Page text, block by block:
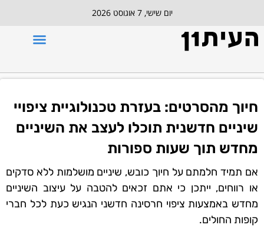
יום שישי, 7 אוגוסט 2026
חיוך מהסרטים: בעזרת טכנולוגיית ציפויי
שיניים חדשנית תוכלו לעצב את השיניים
מחדש תוך שעות ספורות
אם תמיד חלמתם על חיוך כובש, שיניים מושלמות ללא סדקים
או רווחים, ייתכן כי אתם זכאים להטבה על עיצוב השיניים
מחדש באמצעות ציפוי חרסינה חדשני הנגיש כעת לכל חברי
קופות החולים.